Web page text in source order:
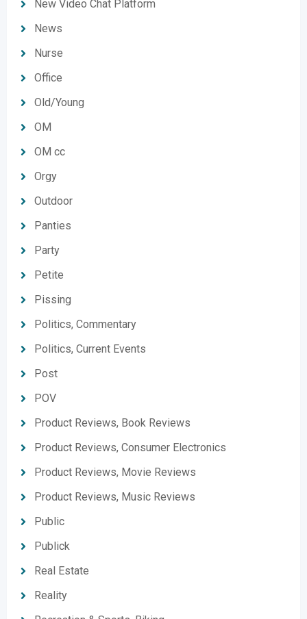
New Video Chat Platform
News
Nurse
Office
Old/Young
OM
OM cc
Orgy
Outdoor
Panties
Party
Petite
Pissing
Politics, Commentary
Politics, Current Events
Post
POV
Product Reviews, Book Reviews
Product Reviews, Consumer Electronics
Product Reviews, Movie Reviews
Product Reviews, Music Reviews
Public
Publick
Real Estate
Reality